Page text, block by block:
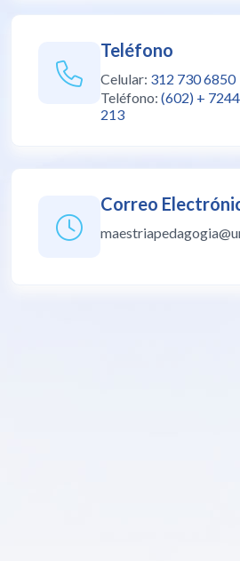
Teléfono
Celular: 312 730 6850
Teléfono: (602) +
213
Correo